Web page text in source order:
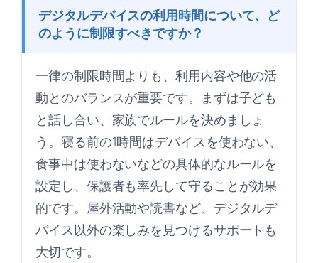
デジタルデバイスの利用時間について、ど
のように制限すべきですか？
一律の制限時間よりも、利用内容や他の活
動とのバランスが重要です。まずは子ども
と話し合い、家族でルールを決めましょ
う。寝る前の1時間はデバイスを使わない、
食事中は使わないなどの具体的なルールを
設定し、保護者も率先して守ることが効果
的です。屋外活動や読書など、デジタルデ
バイス以外の楽しみを見つけるサポートも
大切です。